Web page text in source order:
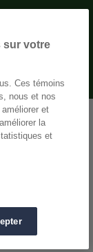
sur votre
Ces témoins
nous et nos
et
la
et